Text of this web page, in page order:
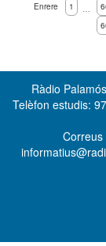
Enrere 1 …
Ràdio
Telèfon estudis:
Correus